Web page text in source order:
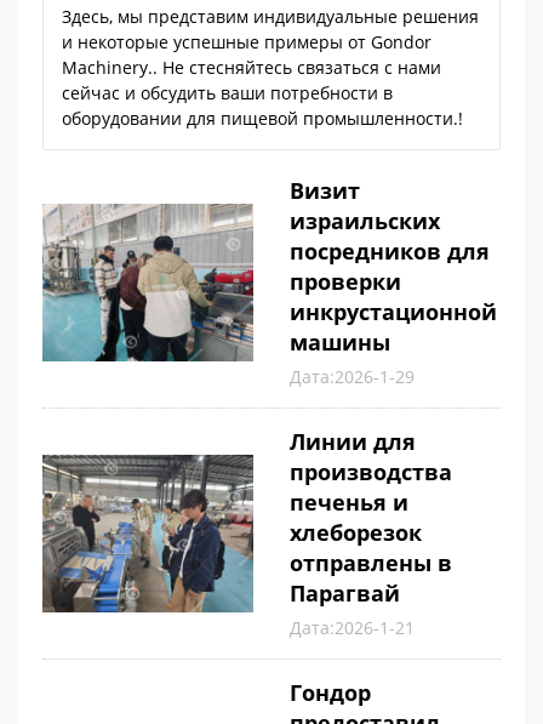
Здесь, мы представим индивидуальные решения
и некоторые успешные примеры от Gondor
Machinery.. Не стесняйтесь связаться с нами
сейчас и обсудить ваши потребности в
оборудовании для пищевой промышленности.!
Визит
израильских
посредников для
проверки
инкрустационной
машины
Дата:2026-1-29
Линии для
производства
печенья и
хлеборезок
отправлены в
Парагвай
Дата:2026-1-21
Гондор